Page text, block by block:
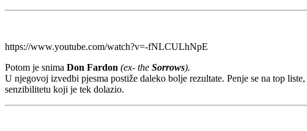
https://www.youtube.com/watch?v=-fNLCULhNpE
Potom je snima Don Fardon (ex- the Sorrows).
U njegovoj izvedbi pjesma postiže daleko bolje rezultate. Penje se na top liste,
senzibilitetu koji je tek dolazio.